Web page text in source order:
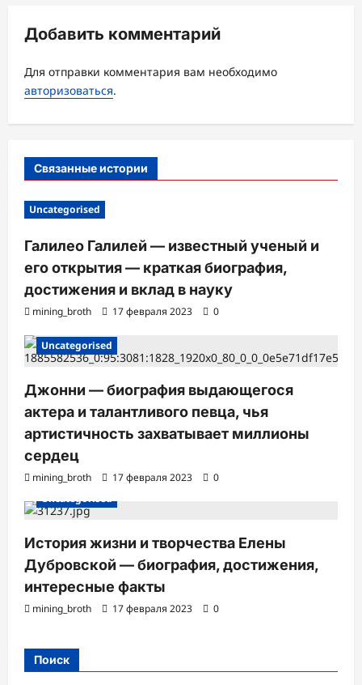
з
п
и
с
и
Добавить комментарий
Для отправки комментария вам необходимо
авторизоваться.
Связанные истории
Uncategorised
Галилео Галилей — известный ученый и
его открытия — краткая биография,
достижения и вклад в науку
mining_broth 17 февраля 2023 0
Uncategorised
Джонни — биография выдающегося
актера и талантливого певца, чья
артистичность захватывает миллионы
сердец
mining_broth 17 февраля 2023
0
Uncategorised
История жизни и творчества Елены
Дубровской — биография, достижения,
интересные факты
mining_broth 17 февраля 2023 0
Поиск